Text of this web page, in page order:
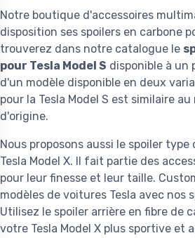
Notre boutique d'accessoires
disposition ses spoilers en carbone
trouverez dans notre catalogue le
pour Tesla Model S disponible à un
d'un modèle disponible en deux
pour la Tesla Model S est similaire
d'origine.
Nous proposons aussi le spoiler
Tesla Model X. Il fait partie des
pour leur finesse et leur taille.
modèles de voitures Tesla avec nos
Utilisez le spoiler arrière en fibre de
votre Tesla Model X plus sportive et